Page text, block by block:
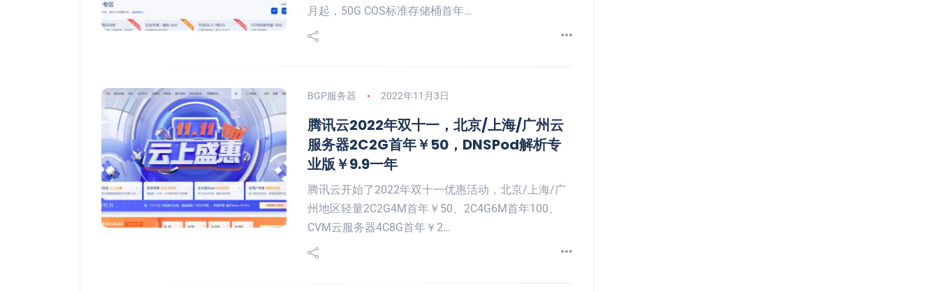
月起，50G COS标准存储桶首年…
BGP服务器 2022年11月3日
腾讯云2022年双十一，北京/上海/广州云
服务器2C2G首年￥50，DNSPod解析专
业版￥9.9一年
腾讯云开始了2022年双十一优惠活动，北京/上海/广
州地区轻量2C2G4M首年￥50、2C4G6M首年100、
CVM云服务器4C8G首年￥2…